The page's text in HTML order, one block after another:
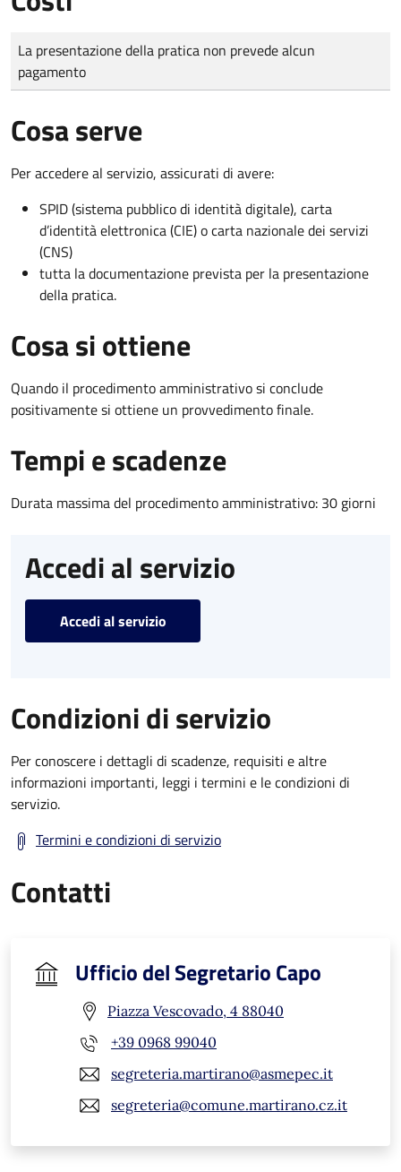
Tipo di pagamento
Importo
La presentazione della pratica non prevede alcun
pagamento
Cosa serve
Per accedere al servizio, assicurati di avere:
SPID (sistema pubblico di identità digitale), carta
d’identità elettronica (CIE) o carta nazionale dei servizi
(CNS)
tutta la documentazione prevista per la presentazione
della pratica.
Cosa si ottiene
Quando il procedimento amministrativo si conclude
positivamente si ottiene un provvedimento finale.
Tempi e scadenze
Durata massima del procedimento amministrativo: 30 giorni
Accedi al servizio
Accedi al servizio
Condizioni di servizio
Per conoscere i dettagli di scadenze, requisiti e altre
informazioni importanti, leggi i termini e le condizioni di
servizio.
Termini e condizioni di servizio
Contatti
Ufficio del Segretario Capo
Piazza Vescovado, 4 88040
+39 0968 99040
segreteria.martirano@asmepec.it
segreteria@comune.martirano.cz.it